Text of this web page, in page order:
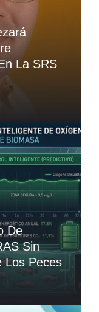
La SRS
De
Sin
Los Peces